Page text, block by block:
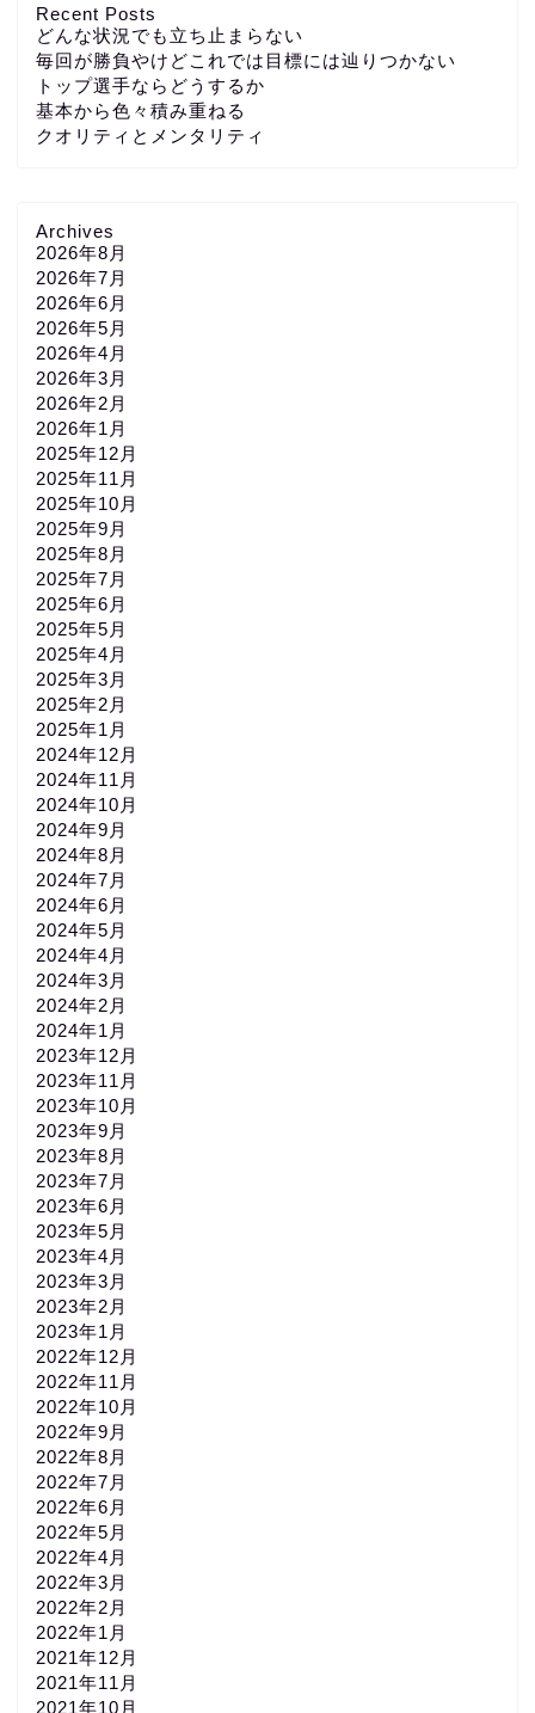
Recent Posts
どんな状況でも立ち止まらない
毎回が勝負やけどこれでは目標には辿りつかない
トップ選手ならどうするか
基本から色々積み重ねる
クオリティとメンタリティ
Archives
2026年8月
2026年7月
2026年6月
2026年5月
2026年4月
2026年3月
2026年2月
2026年1月
2025年12月
2025年11月
2025年10月
2025年9月
2025年8月
2025年7月
2025年6月
2025年5月
2025年4月
2025年3月
2025年2月
2025年1月
2024年12月
2024年11月
2024年10月
2024年9月
2024年8月
2024年7月
2024年6月
2024年5月
2024年4月
2024年3月
2024年2月
2024年1月
2023年12月
2023年11月
2023年10月
2023年9月
2023年8月
2023年7月
2023年6月
2023年5月
2023年4月
2023年3月
2023年2月
2023年1月
2022年12月
2022年11月
2022年10月
2022年9月
2022年8月
2022年7月
2022年6月
2022年5月
2022年4月
2022年3月
2022年2月
2022年1月
2021年12月
2021年11月
2021年10月